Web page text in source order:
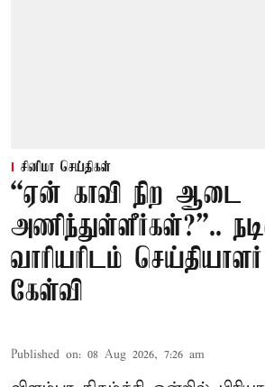
சினிமா செய்திகள்
“ஏன் காவி நிற ஆடை
அணிந்துள்ளீர்கள்?”..
வாரியரிடம்
கேள்வி
Published on: 08 Aug 2026, 7:26 am